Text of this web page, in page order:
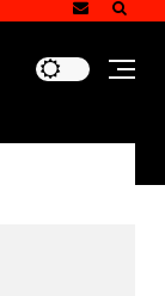
artérias do